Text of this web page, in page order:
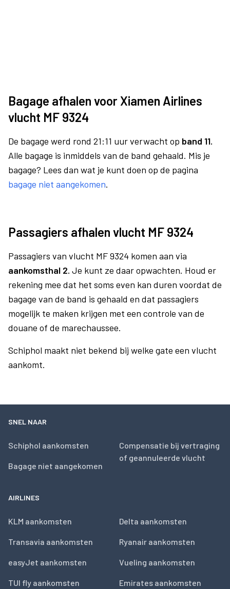
Bagage afhalen voor Xiamen Airlines
vlucht MF 9324
De bagage werd rond 21:11 uur verwacht op band 11.
Alle bagage is inmiddels van de band gehaald. Mis je
bagage? Lees dan wat je kunt doen op de pagina
bagage niet aangekomen.
Passagiers afhalen vlucht MF 9324
Passagiers van vlucht MF 9324 komen aan via
aankomsthal 2. Je kunt ze daar opwachten. Houd er
rekening mee dat het soms even kan duren voordat de
bagage van de band is gehaald en dat passagiers
mogelijk te maken krijgen met een controle van de
douane of de marechaussee.
Schiphol maakt niet bekend bij welke gate een vlucht
aankomt.
SNEL NAAR
Schiphol aankomsten
Bagage niet aangekomen
Compensatie bij vertraging
of geannuleerde vlucht
AIRLINES
KLM aankomsten
Transavia aankomsten
easyJet aankomsten
TUI fly aankomsten
Delta aankomsten
Ryanair aankomsten
Vueling aankomsten
Emirates aankomsten